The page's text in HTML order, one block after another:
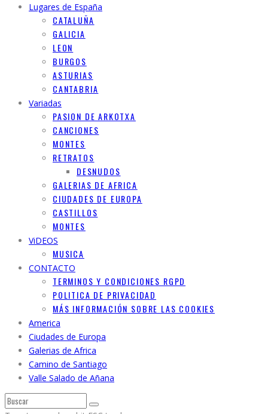
Lugares de España
CATALUÑA
GALICIA
LEON
BURGOS
ASTURIAS
CANTABRIA
Variadas
PASION DE ARKOTXA
CANCIONES
MONTES
RETRATOS
DESNUDOS
GALERIAS DE AFRICA
CIUDADES DE EUROPA
CASTILLOS
MONTES
ViDEOS
MUSICA
CONTACTO
TERMINOS Y CONDICIONES RGPD
POLITICA DE PRIVACIDAD
MÁS INFORMACIÓN SOBRE LAS COOKIES
America
Ciudades de Europa
Galerias de Africa
Camino de Santiago
Valle Salado de Añana